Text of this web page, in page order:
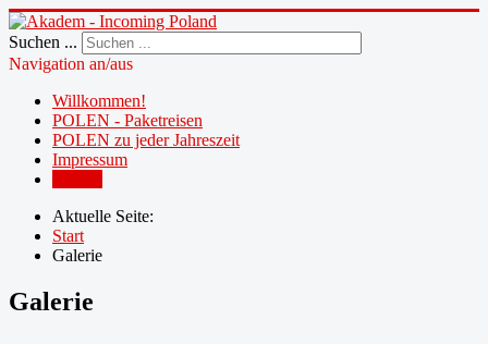
Suchen ...
Navigation an/aus
Willkommen!
POLEN - Paketreisen
POLEN zu jeder Jahreszeit
Impressum
Aktuelle Seite:
Start
Galerie
Galerie